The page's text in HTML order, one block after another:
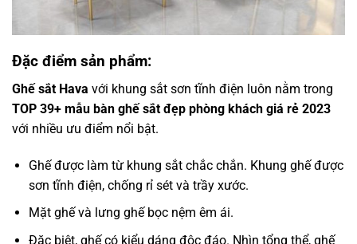
Đặc điểm sản phẩm:
Ghế sắt Hava với khung sắt sơn tĩnh điện luôn nằm trong
TOP 39+ mẫu bàn ghế sắt đẹp phòng khách giá rẻ 2023
với nhiều ưu điểm nổi bật.
Ghế được làm từ khung sắt chắc chắn. Khung ghế được
sơn tĩnh điện, chống rỉ sét và trầy xước.
Mặt ghế và lưng ghế bọc nệm êm ái.
Đặc biệt, ghế có kiểu dáng độc đáo. Nhìn tổng thể, ghế